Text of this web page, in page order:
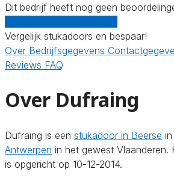
Dit bedrijf heeft nog geen
Vergelijk stukadoors en bespaar!
Over Bedrijfsgegevens
Reviews FAQ
Over Dufraing
Dufraing is een stukadoor in Beerse
Antwerpen in het gewest Vlaanderen.
is opgericht op 10-12-2014.